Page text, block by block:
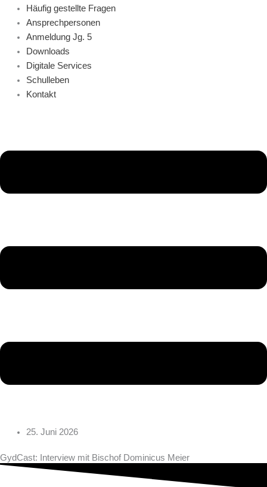
Häufig gestellte Fragen
Ansprechpersonen
Anmeldung Jg. 5
Downloads
Digitale Services
Schulleben
Kontakt
25. Juni 2026
GydCast: Interview mit Bischof Dominicus Meier